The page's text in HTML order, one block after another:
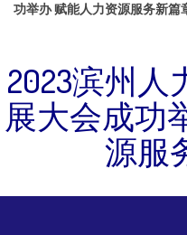
功举办 赋能人力资源服务新篇
2023滨州人
展大会成功
源服